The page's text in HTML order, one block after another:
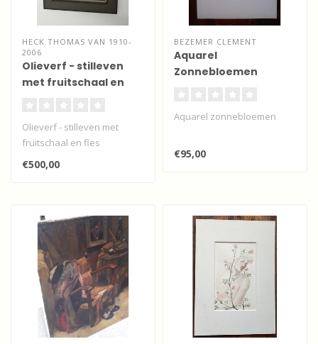
HECK THOMAS VAN 1910-
2006
Olieverf - stilleven
met fruitschaal en
Olieverf - stilleven met
fruitschaal en fles
€500,00
BEZEMER CLEMENT
Aquarel
Zonnebloemen
Aquarel zonnebloemen
€95,00